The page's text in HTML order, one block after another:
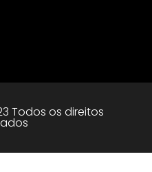
Todos os direitos